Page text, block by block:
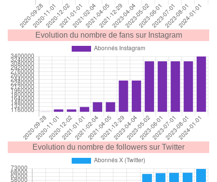
Evolution du nombre de fans sur Instagram
Evolution du nombre de followers sur Twitter